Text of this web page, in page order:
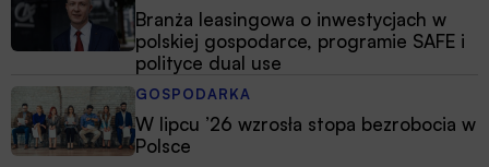
Branża leasingowa o inwestycjach w
polskiej gospodarce, programie SAFE i
polityce dual use
GOSPODARKA
W lipcu ’26 wzrosła stopa bezrobocia w
Polsce